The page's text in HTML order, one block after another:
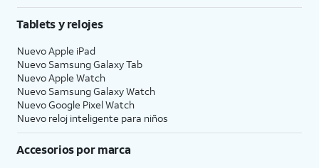
Tablets y relojes
Nuevo Apple iPad
Nuevo Samsung Galaxy Tab
Nuevo Apple Watch
Nuevo Samsung Galaxy Watch
Nuevo Google Pixel Watch
Nuevo reloj inteligente para niños
Accesorios por marca